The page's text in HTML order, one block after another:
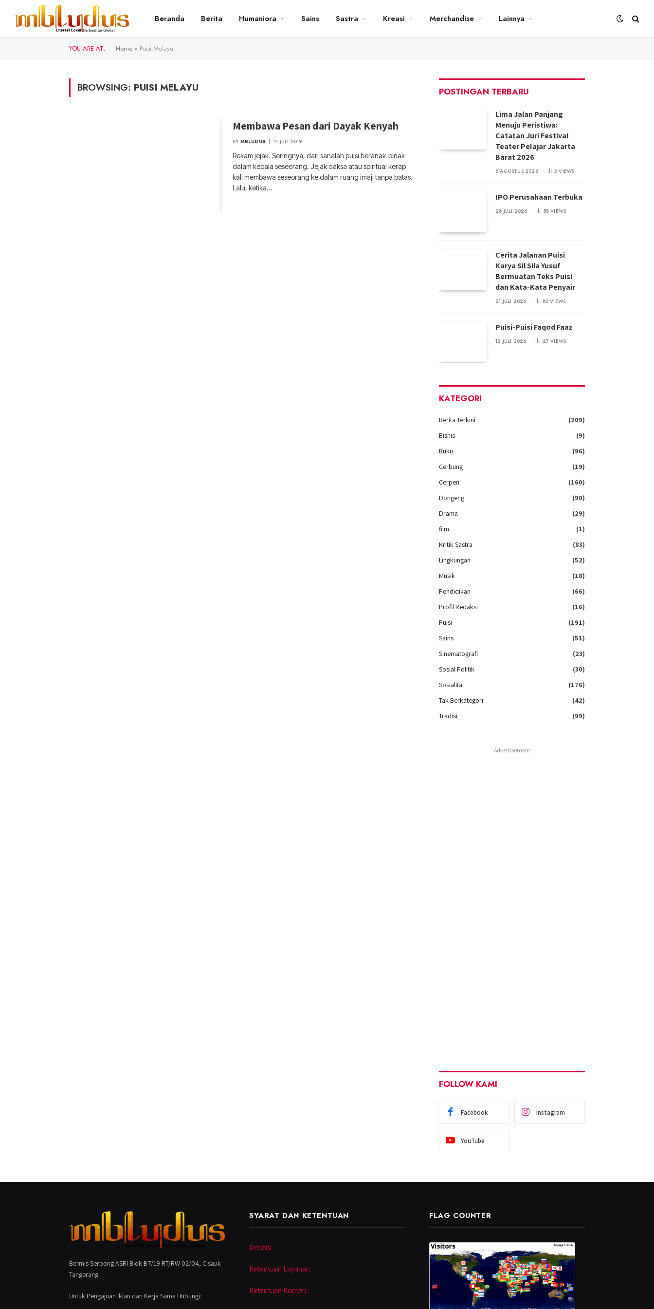
Beranda Berita Humaniora Sains Sastra Kreasi Merchandise Lainnya
YOU ARE AT: Home » Puisi Melayu
BROWSING: PUISI MELAYU
Membawa Pesan dari Dayak Kenyah
BY MBLUDUS 14 JULI 2019
Rekam jejak. Seringnya, dari sanalah puisi beranak-pinak
dalam kepala seseorang. Jejak daksa atau spiritual kerap
kali membawa seseorang ke dalam ruang imaji tanpa batas.
Lalu, ketika…
POSTINGAN TERBARU
Lima Jalan Panjang
Menuju Peristiwa:
Catatan Juri FestivaI
Teater PeIajar Jakarta
Barat 2026
8 AGUSTUS 2026 3VIEWS
IPO Perusahaan Terbuka
28 JULI 2026 58VIEWS
Cerita Jalanan Puisi
Karya Sil Sila Yusuf
Bermuatan Teks Puisi
dan Kata-Kata Penyair
21 JULI 2026 80VIEWS
Puisi-Puisi Faqod Faaz
12 JULI 2026 27VIEWS
KATEGORI
Berita Terkini
(209)
Bisnis
(9)
Buku
(96)
Cerbung
(19)
Cerpen
(160)
Dongeng
(90)
Drama
(29)
film
(1)
Kritik Sastra
(83)
Lingkungan
(52)
Musik
(18)
Pendidikan
(66)
Profil Redaksi
(16)
Puisi
(191)
Sains
(51)
Sinematografi
(23)
Sosial Politik
(30)
Sosialita
(176)
Tak Berkategori
(42)
Tradisi
(99)
Advertisement
FOLLOW KAMI
Facebook Instagram
YouTube
Bermis Serpong ASRI Blok B7/19 RT/RW 02/04, Cisauk -
Tangerang
Untuk Pengajuan Iklan dan Kerja Sama Hubungi:
SYARAT DAN KETENTUAN
Definisi
Ketentuan Layanan
Ketentuan Konten
FLAG COUNTER